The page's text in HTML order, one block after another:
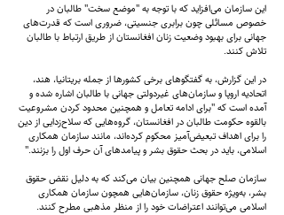
این سازمان می‌افزاید که با توجه به "موضع سخت" طالبان در
خصوص مسائلی چون برابری جنسیتی، ضروری است که قدرت‌های
جهانی برای بهبود وضعیت زنان افغانستان از طریق ارتباط با طالبان
تلاش کنند.
در این گزارش، به گفتگوهای برخی کشورها از جمله بریتانیا، هند،
اتحادیه اروپا و سازمان‌های غیردولتی جهانی با طالبان اشاره شده و
آمده است که "برای ادامه تعامل و همچنین محدود کردن مشروعیت
بالقوه حکومت طالبان در افغانستان، گروه‌هایی که سلاح‌زدایی از دین
را برای اهداف تبعیض‌آمیز محکوم کرده‌اند، مانند سازمان همکاری
اسلامی، باید در بحث حقوق بشر و پیامدهای آن حرف اول را بزنند."
سازمان صلح جهانی همچنین بیان می‌کند که به دلیل نقض حقوق
بشر، به‌ویژه حقوق زنان، سازمان‌هایی همچون سازمان همکاری
اسلامی می‌توانند اعتراضات خود را از منظر مذهبی مطرح کنند.